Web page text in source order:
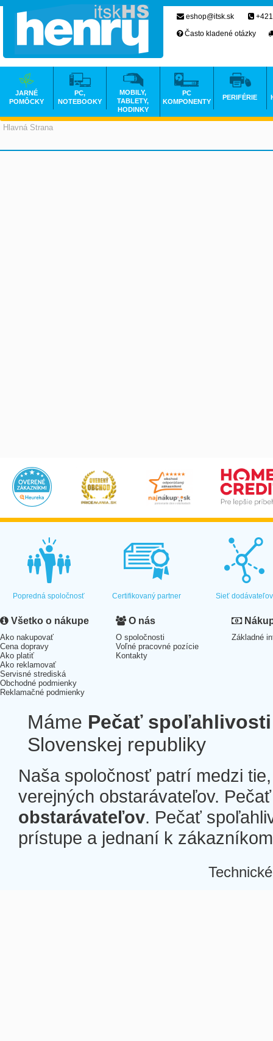
Hlavná Strana
eshop@itsk.sk
Často kladené otázky
JARNÉ
POMÔCKY
PC,
NOTEBOOKY
MOBILY,
TABLETY,
HODINKY
PC
KOMPONENTY
PERIFÉRIE
Popredná spoločnosť Certifikovaný partner Sieť dodávateľov
Všetko o nákupe
Ako nakupovať
Cena dopravy
Ako platiť
Ako reklamovať
Servisné strediská
Obchodné podmienky
Reklamačné podmienky
O nás
O spoločnosti
Voľné pracovné pozície
Kontakty
Základné
Máme Pečať spoľahlivosti
Slovenskej republiky
Naša spoločnosť patrí medzi
verejných obstarávateľov.
obstarávateľov. Pečať
prístupe a jednaní k